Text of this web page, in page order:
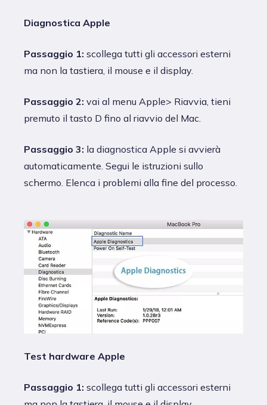
Diagnostica Apple
Passaggio 1: scollega tutti gli accessori esterni
ma non la tastiera, il mouse e il display.
Passaggio 2: vai al menu Apple> Riavvia, tieni
premuto il tasto D fino al riavvio del Mac.
Passaggio 3: la diagnostica Apple si avvierà
automaticamente. Segui le istruzioni sullo
schermo. Elenca i problemi alla fine del processo.
Test hardware Apple
Passaggio 1: scollega tutti gli accessori esterni